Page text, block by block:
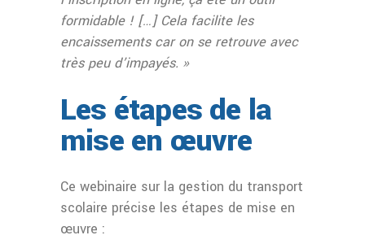
formidable ! […] Cela facilite les
encaissements car on se retrouve avec
très peu d’impayés. »
Les étapes de la
mise en œuvre
Ce webinaire sur la gestion du transport
scolaire précise les étapes de mise en
œuvre :